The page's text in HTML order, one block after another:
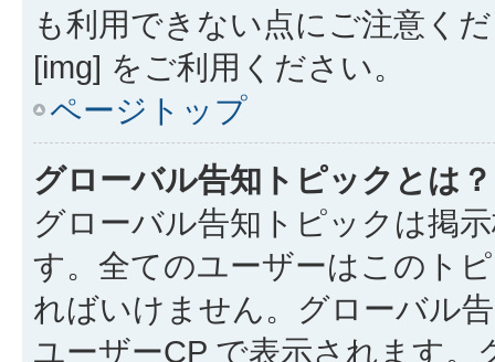
も利用できない点にご注意く
[img] をご利用ください。
ページトップ
グローバル告知トピックとは？
グローバル告知トピックは掲
す。全てのユーザーはこのト
ればいけません。グローバル
ユーザーCP で表示されます